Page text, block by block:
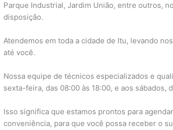
Parque Industrial, Jardim União, entre outros,
disposição.
Atendemos em toda a cidade de Itu, levando
até você.
Nossa equipe de técnicos especializados e
sexta-feira, das 08:00 às 18:00, e aos sábados,
Isso significa que estamos prontos para
conveniência, para que você possa receber o